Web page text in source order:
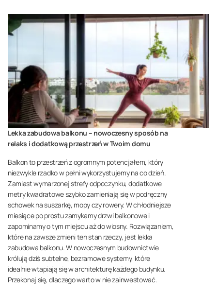
Lekka zabudowa balkonu – nowoczesny sposób na
relaks i dodatkową przestrzeń w Twoim domu
Balkon to przestrzeń z ogromnym potencjałem, który
niezwykle rzadko w pełni wykorzystujemy na co dzień.
Zamiast wymarzonej strefy odpoczynku, dodatkowe
metry kwadratowe szybko zamieniają się w podręczny
schowek na suszarkę, mopy czy rowery. W chłodniejsze
miesiące po prostu zamykamy drzwi balkonowe i
zapominamy o tym miejscu aż do wiosny. Rozwiązaniem,
które na zawsze zmieni ten stan rzeczy, jest lekka
zabudowa balkonu. W nowoczesnym budownictwie
królują dziś subtelne, bezramowe systemy, które
idealnie wtapiają się w architekturę każdego budynku.
Przekonaj się, dlaczego warto w nie zainwestować.